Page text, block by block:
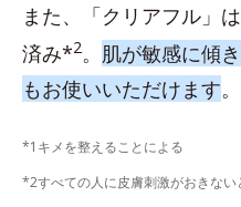
また、「クリアフル」
済み*2。 肌が敏感に傾
もお使いいただけます。
*1キメを整えることによる
*2すべての人に皮膚刺激がおきない